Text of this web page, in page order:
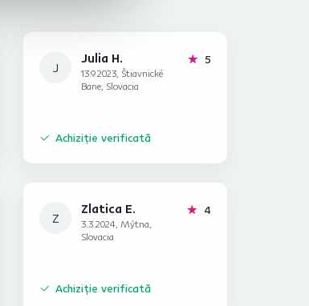
J
Julia H.
13.9.2023, Štiavnické
Bane, Slovacia
5stele
Achiziție verificată
Z
Zlatica E.
3.3.2024, Mýtna,
Slovacia
4
Achiziție verificată